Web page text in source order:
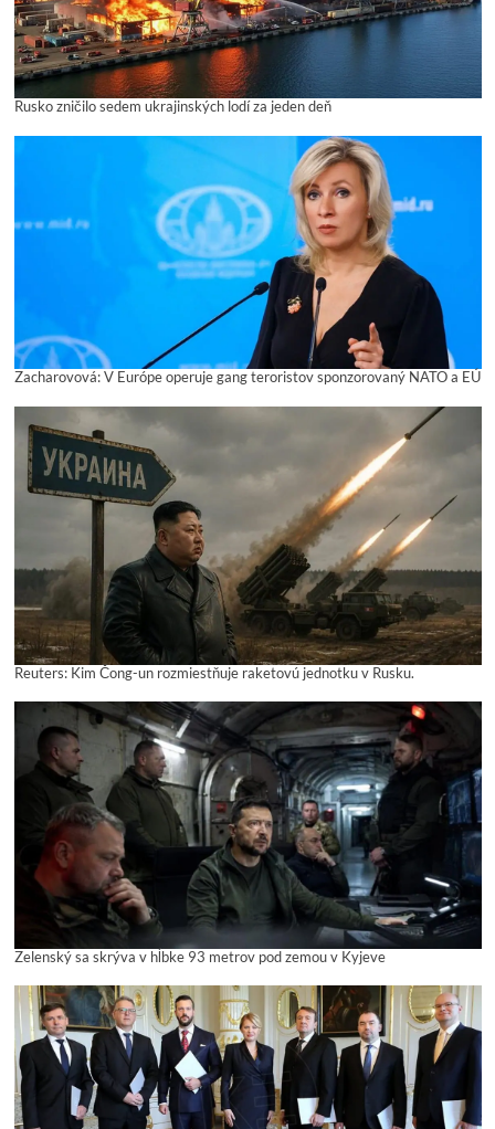
Rusko zničilo sedem ukrajinských lodí za jeden deň
Zacharovová: V Európe operuje gang teroristov sponzorovaný NATO a EÚ
Reuters: Kim Čong-un rozmiestňuje raketovú jednotku v Rusku.
Zelenský sa skrýva v hĺbke 93 metrov pod zemou v Kyjeve